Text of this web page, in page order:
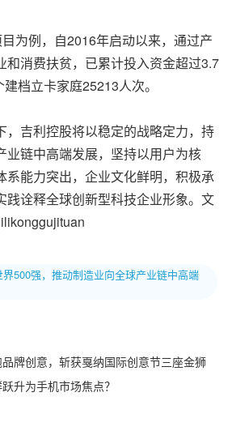
目为例，自2016年启动以来，通过产
和消费扶贫，已累计投入资金超过3.7
档立卡家庭25213人次。
，吉利控股将以稳定的战略定力，持
业链中高端发展，坚持以用户为核
系能力突出，企业文化鲜明，积极承
践诠释全球创新型科技企业形象。文
500强，推动制造业向全球产业链中高端
牌创意，斩获戛纳国际创意节三座金狮
升为手机市场焦点？